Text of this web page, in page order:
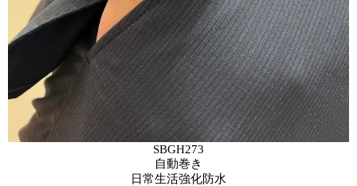
SBGH273
自動巻き
日常生活強化防水